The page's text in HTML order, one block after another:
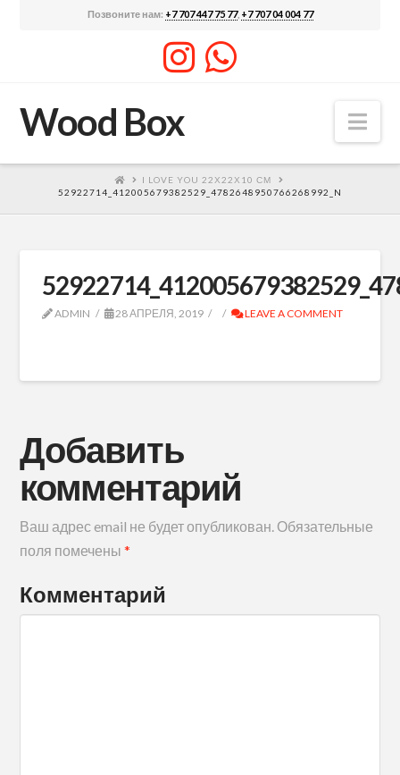
Позвоните нам: +7 707 447 75 77, +7 707 04 004 77
Wood Box
I LOVE YOU 22Х22Х10 СМ
52922714_412005679382529_4782648950766268992_N
ADMIN 28 АПРЕЛЯ, 2019 LEAVE A COMMENT
Добавить
комментарий
Ваш адрес email не будет опубликован. Обязательные
поля помечены*
Комментарий